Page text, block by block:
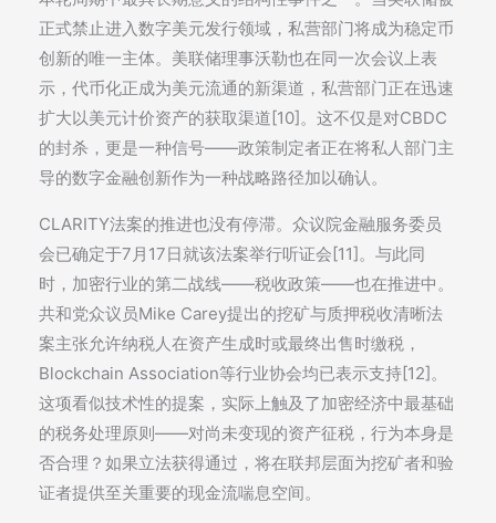
正式禁止进入数字美元发行领域，私营部门将成为稳定币
创新的唯一主体。美联储理事沃勒也在同一次会议上表
示，代币化正成为美元流通的新渠道，私营部门正在迅速
扩大以美元计价资产的获取渠道[10]。这不仅是对CBDC
的封杀，更是一种信号——政策制定者正在将私人部门主
导的数字金融创新作为一种战略路径加以确认。
CLARITY法案的推进也没有停滞。众议院金融服务委员
会已确定于7月17日就该法案举行听证会[11]。与此同
时，加密行业的第二战线——税收政策——也在推进中。
共和党众议员Mike Carey提出的挖矿与质押税收清晰法
案主张允许纳税人在资产生成时或最终出售时缴税，
Blockchain Association等行业协会均已表示支持[12]。
这项看似技术性的提案，实际上触及了加密经济中最基础
的税务处理原则——对尚未变现的资产征税，行为本身是
否合理？如果立法获得通过，将在联邦层面为挖矿者和验
证者提供至关重要的现金流喘息空间。